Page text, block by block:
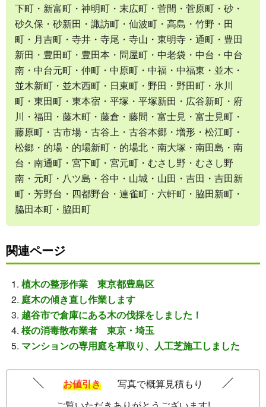
下町・新富町・神明町・末広町・菅間・菅原町・砂・
砂久保・砂新田・諏訪町・仙波町・高島・竹野・田
町・月吉町・寺井・寺尾・寺山・東明寺・通町・豊田
新田・豊田町・豊田本・問屋町・中老袋・中台・中台
南・中台元町・仲町・中原町・中福・中福東・並木・
並木新町・並木西町・日東町・野田・野田町・氷川
町・東田町・東本宿・平塚・平塚新田・広谷新町・府
川・福田・藤木町・藤倉・藤間・富士見・富士見町・
藤原町・古市場・古谷上・古谷本郷・増形・松江町・
松郷・的場・的場新町・的場北・南大塚・南田島・南
台・南通町・宮下町・宮元町・むさし野・むさし野
南・元町・八ツ島・谷中・山城・山田・吉田・吉田新
町・芳野台・四都野台・連雀町・六軒町・脇田新町・
脇田本町・脇田町
関連ページ
植木の整形作業 東京都豊島区
庭木の傾き直し作業します
越谷市で倉庫にある木の伐採をしました！
桜の消毒散布業者 東京・埼玉
マンションの専用庭を草取り、人工芝施工しました
お値引き
写真で概算見積もり